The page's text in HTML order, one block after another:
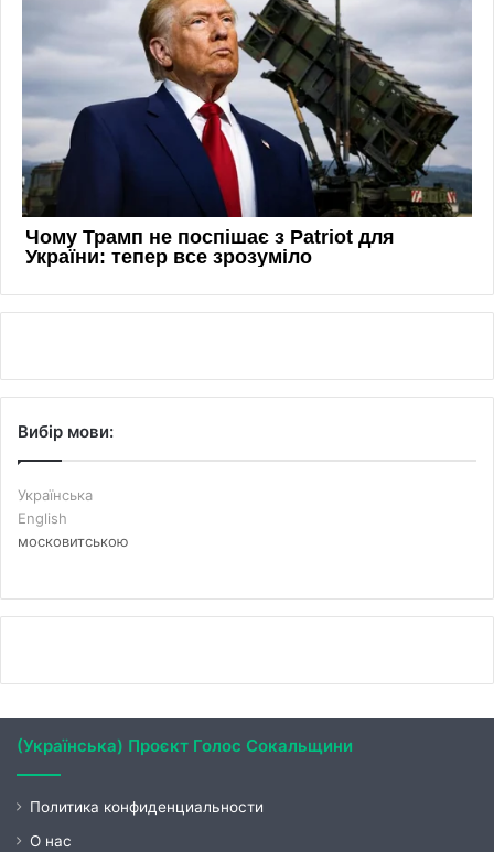
Вибір мови:
Українська
English
московитською
(Українська) Проєкт Голос Сокальщини
Политика конфиденциальности
О нас